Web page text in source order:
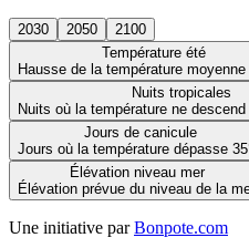
2030 2050
2100
Température été
Hausse de la température
Nuits tropicales
Nuits où la température ne
Jours de canicule
Jours où la température dépasse
Élévation niveau mer
Élévation prévue du niveau de la
Une initiative par Bonpote.com